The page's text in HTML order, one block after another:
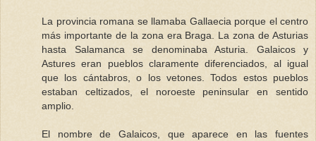
La provincia romana se llamaba Gallaecia porque el centro
más importante de la zona era Braga. La zona de Asturias
hasta Salamanca se denominaba Asturia. Galaicos y
Astures eran pueblos claramente diferenciados, al igual
que los cántabros, o los vetones. Todos estos pueblos
estaban celtizados, el noroeste peninsular en sentido
amplio.
El nombre de Galaicos, que aparece en las fuentes